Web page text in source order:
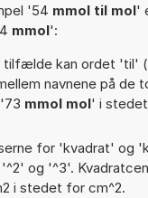
'54 mmol til mol'
mmol':
tilfælde kan ordet 'til'
navnene på de
mmol mol' i
for 'kvadrat' og
'^2' og '^3'.
i stedet for cm^2.